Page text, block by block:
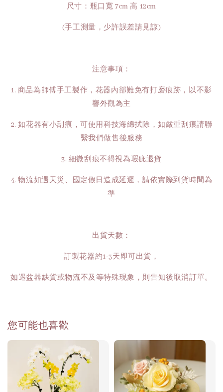
尺寸：瓶口寬 7cm 高 12cm
(手工測量，少許誤差請見諒)
注意事項：
1. 商品為師傅手工製作，花器內部難免有打磨痕跡，以不影
響外觀為主
2. 如花器有小刮痕，可使用科技海綿拭除，如嚴重刮痕請聯
繫我們做售後服務
3. 細微刮痕不得視為瑕疵退貨
4. 物流如遇天災、國定假日造成延遲，請依實際到貨時間為
準
出貨天數：
訂製花器約1-3天即可出貨，
如遇盆器缺貨或物流不及等特殊現象，則告知後取消訂單。
您可能也喜歡